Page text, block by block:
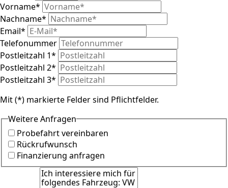
Vorname*
Nachname*
Email*
Telefonummer
Postleitzahl 1*
Postleitzahl 2*
Postleitzahl 3*
Mit (*) markierte Felder sind Pflichtfelder.
Weitere Anfragen
Probefahrt vereinbaren
Rückrufwunsch
Finanzierung anfragen